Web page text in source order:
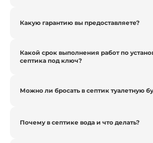
Какую гарантию вы предоставляете?
Какой срок выполнения работ по
септика под ключ?
Можно ли бросать в септик туалетную
Почему в септике вода и что делать?